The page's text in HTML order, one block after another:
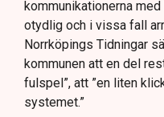
kommunikationerna
otydlig och i vissa fall
Norrköpings Tidningar
kommunen att en del
fulspel”, att ”en liten
systemet.”